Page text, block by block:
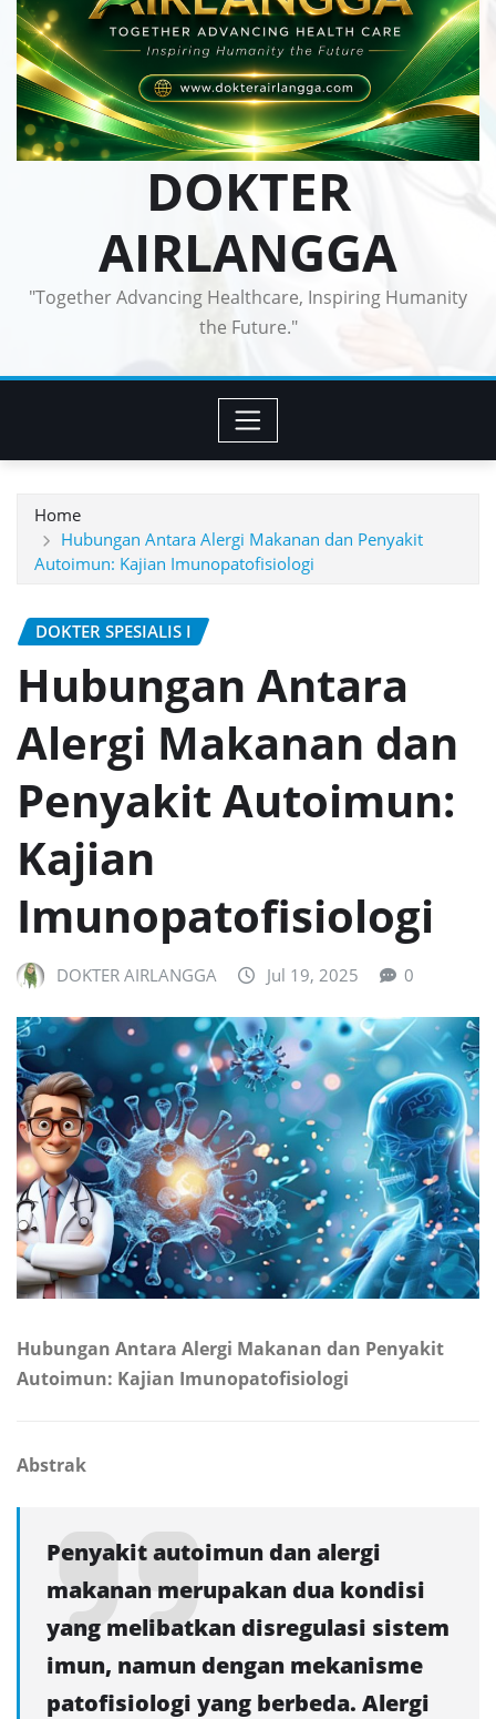
DOKTER
AIRLANGGA
"Together Advancing Healthcare, Inspiring Humanity
the Future."
Home
Hubungan Antara Alergi Makanan dan Penyakit
Autoimun: Kajian Imunopatofisiologi
DOKTER SPESIALIS I
Hubungan Antara
Alergi Makanan dan
Penyakit Autoimun:
Kajian
Imunopatofisiologi
DOKTER AIRLANGGA Jul 19, 2025 0
Hubungan Antara Alergi Makanan dan Penyakit
Autoimun: Kajian Imunopatofisiologi
Abstrak
Penyakit autoimun dan alergi
makanan merupakan dua kondisi
yang melibatkan disregulasi sistem
imun, namun dengan mekanisme
patofisiologi yang berbeda. Alergi